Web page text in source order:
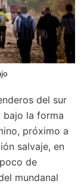
del sur
bajo la forma
próximo a
salvaje, en
de
mundanal